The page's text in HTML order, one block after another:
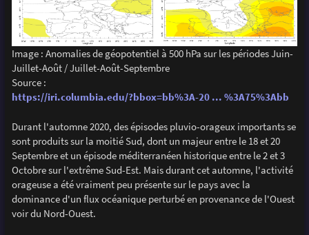
Image : Anomalies de géopotentiel à 500 hPa sur les périodes Juin-
Juillet-Août / Juillet-Août-Septembre
Source :
https://iri.columbia.edu/?bbox=bb%3A-20 ... %3A75%3Abb
Durant l'automne 2020, des épisodes pluvio-orageux importants se
sont produits sur la moitié Sud, dont un majeur entre le 18 et 20
Septembre et un épisode méditerranéen historique entre le 2 et 3
Octobre sur l'extrême Sud-Est. Mais durant cet automne, l'activité
orageuse a été vraiment peu présente sur le pays avec la
dominance d'un flux océanique perturbé en provenance de l'Ouest
voir du Nord-Ouest.